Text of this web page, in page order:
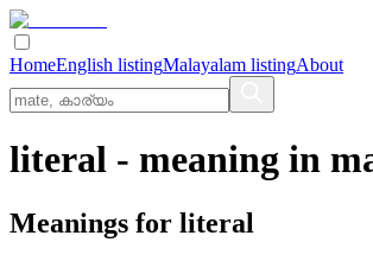
HomeEnglish listingMalayalam listingAbout
literal - meaning in
Meanings for literal